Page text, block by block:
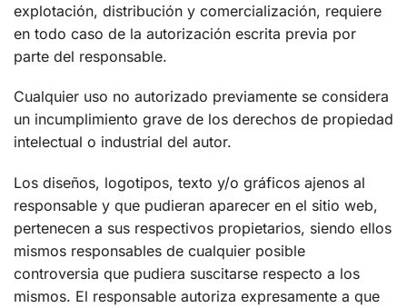
explotación, distribución y comercialización, requiere
en todo caso de la autorización escrita previa por
parte del responsable.
Cualquier uso no autorizado previamente se considera
un incumplimiento grave de los derechos de propiedad
intelectual o industrial del autor.
Los diseños, logotipos, texto y/o gráficos ajenos al
responsable y que pudieran aparecer en el sitio web,
pertenecen a sus respectivos propietarios, siendo ellos
mismos responsables de cualquier posible
controversia que pudiera suscitarse respecto a los
mismos. El responsable autoriza expresamente a que